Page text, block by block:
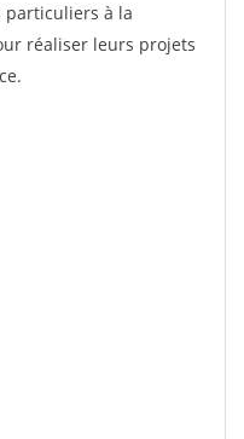
particuliers à la
réaliser leurs projets